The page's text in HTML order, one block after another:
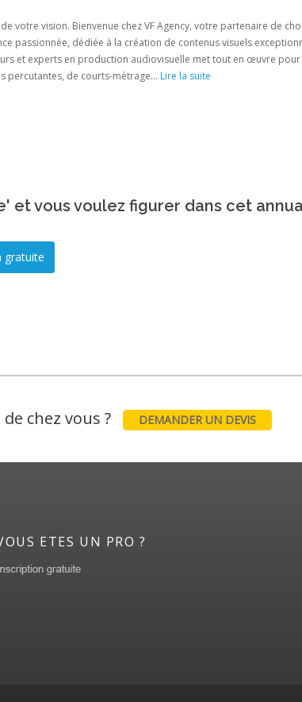
votre vision. Bienvenue chez VF Agency, votre partenaire de
passionnée, dédiée à la création de contenus visuels
et experts en production audiovisuelle met tout en œuvre
percutantes, de courts-métrage... Lire la suite
et vous voulez figurer dans cet
chez vous ? DEMANDER UN DEVIS
ETES UN PRO ?